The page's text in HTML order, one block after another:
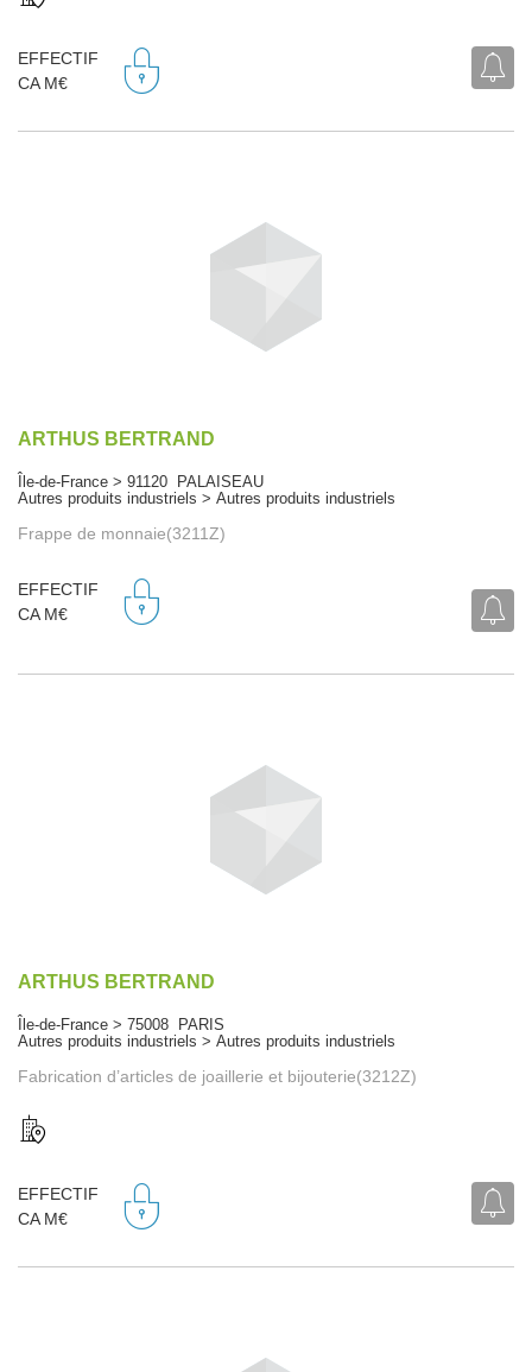
EFFECTIF
CA M€
ARTHUS BERTRAND
Île-de-France > 91120 PALAISEAU
Autres produits industriels > Autres produits industriels
Frappe de monnaie(3211Z)
EFFECTIF
CA M€
ARTHUS BERTRAND
Île-de-France > 75008 PARIS
Autres produits industriels > Autres produits industriels
Fabrication d’articles de joaillerie et bijouterie(3212Z)
EFFECTIF
CA M€